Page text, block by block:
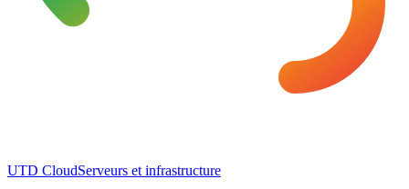
UTD CloudServeurs et infrastructure